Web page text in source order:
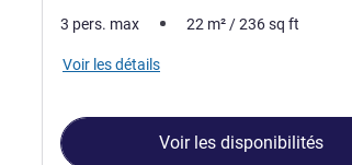
3 pers. max 22 m² /236sq ft
Voir les détails
Voir les disponibilités